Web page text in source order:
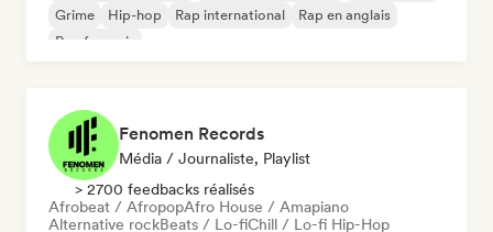
Grime
Hip-hop Rap international
Rap en anglais
Rap francais
Fenomen Records
Média / Journaliste, Playlist
> 2700 feedbacks réalisés
Afrobeat / AfropopAfro House / Amapiano
Alternative rockBeats / Lo-fiChill / Lo-fi Hip-Hop